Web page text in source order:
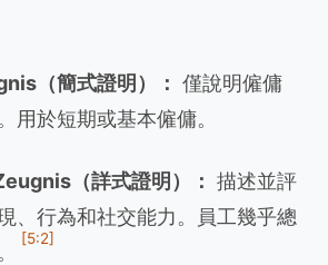
（簡式證明）： 僅說明僱傭
用於短期或基本僱傭。
（詳式證明）： 描述並評
、行為和社交能力。員工幾乎總
[5:2]